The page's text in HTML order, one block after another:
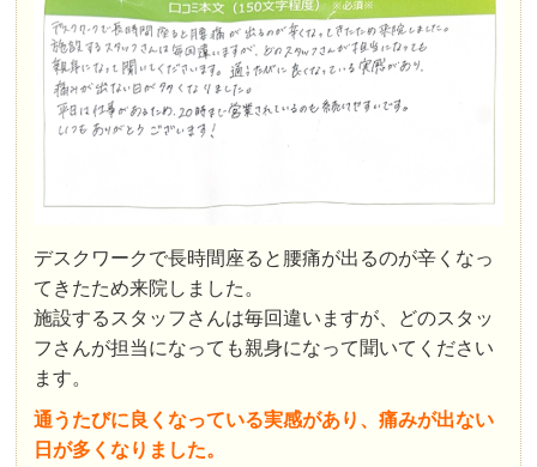
デスクワークで長時間座ると腰痛が出るのが辛くなっ
てきたため来院しました。
施設するスタッフさんは毎回違いますが、どのスタッ
フさんが担当になっても親身になって聞いてください
ます。
通うたびに良くなっている実感があり、痛みが出ない
日が多くなりました。